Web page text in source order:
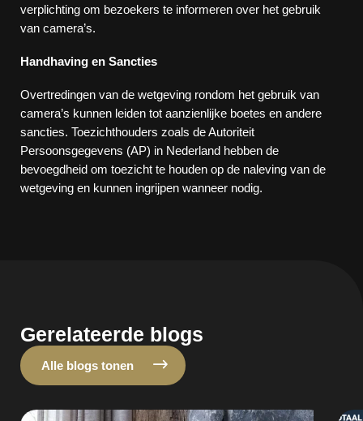
verplichting om bezoekers te informeren over het gebruik
van camera’s.
Handhaving en Sancties
Overtredingen van de wetgeving rondom het gebruik van
camera’s kunnen leiden tot aanzienlijke boetes en andere
sancties. Toezichthouders zoals de Autoriteit
Persoonsgegevens (AP) in Nederland hebben de
bevoegdheid om toezicht te houden op de naleving van de
wetgeving en kunnen ingrijpen wanneer nodig.
Gerelateerde blogs
Alle blogs tonen